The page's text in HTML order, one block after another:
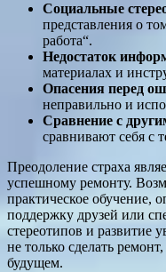
Социальные
представления о
работа“.
Недостаток
материалах и
Опасения перед
неправильно и
Сравнение с
сравнивают себя с
Преодоление страха
успешному ремонту.
практическое обучение,
поддержку друзей или
стереотипов и развитие
не только сделать
будущем.